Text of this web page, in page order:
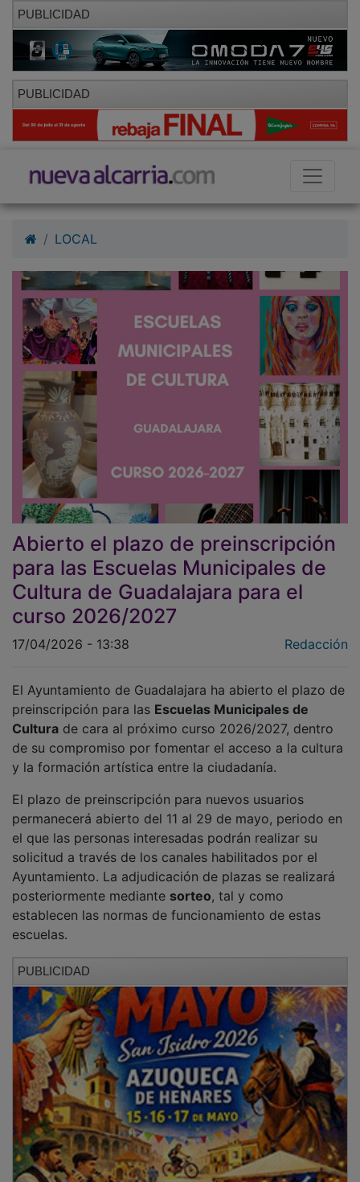
PUBLICIDAD
PUBLICIDAD
Abierto el plazo de preinscripción
para las Escuelas Municipales de
Cultura de Guadalajara para el
curso 2026/2027
preinscripción para lasEscuelas Municipales de
Cultura de cara al próximo curso 2026/2027, dentro
de su compromiso por fomentar el acceso a la cultura
y la formación artística entre la ciudadanía.
permanecerá abierto del 11 al 29 de mayo, periodo en
el que las personas interesadas podrán realizar su
solicitud a través de los canales habilitados por el
Ayuntamiento. La adjudicación de plazas se realizará
posteriormente mediantesorteo, tal y como
establecen las normas de funcionamiento de estas
escuelas.